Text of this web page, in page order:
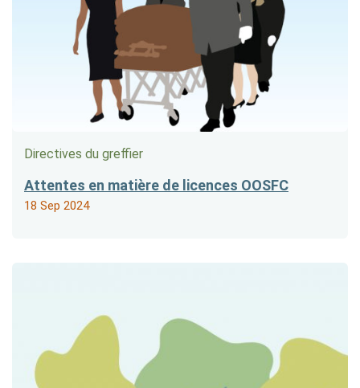
Directives du greffier
Attentes en matière de licences OOSFC
18 Sep 2024